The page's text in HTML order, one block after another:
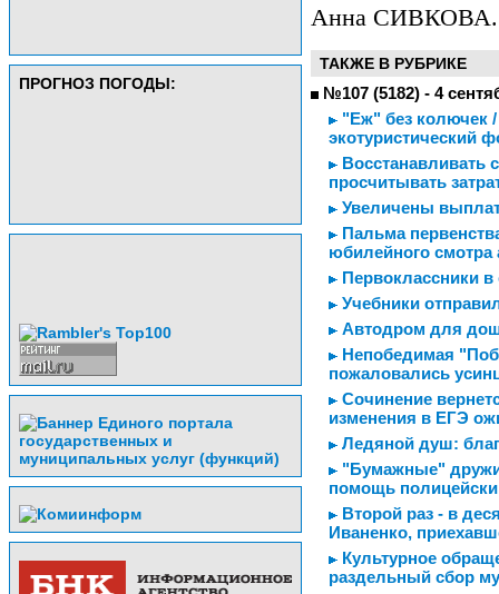
ПРОГНОЗ ПОГОДЫ:
Анна СИВКОВА.
ТАКЖЕ В РУБРИКЕ
№107 (5182) - 4
"Еж" без колючек
экотуристический
просчитывать
Увеличены
Пальма
юбилейного смотра
Первоклассники
Учебники
Автодром для
Непобедимая
пожаловались
Сочинение
изменения в ЕГЭ
Ледяной душ:
"Бумажные"
помощь
Второй раз - в
Иваненко,
Культурное
раздельный сбор